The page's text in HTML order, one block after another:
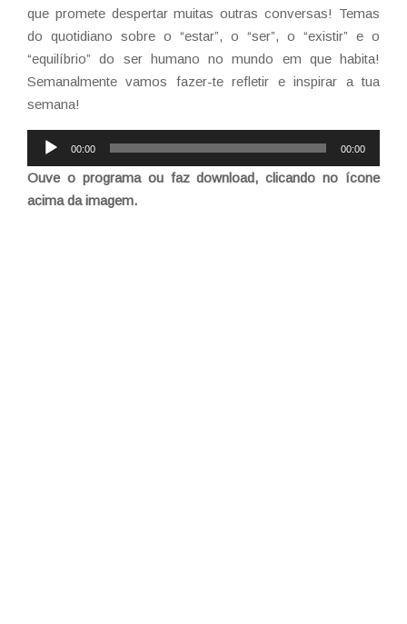
que promete despertar muitas outras conversas! Temas
do quotidiano sobre o “estar”, o “ser”, o “existir” e o
“equilíbrio” do ser humano no mundo em que habita!
Semanalmente vamos fazer-te refletir e inspirar a tua
semana!
Reprodutor
de
áudio
00:00 00:00
Ouve o programa ou faz download, clicando no ícone
acima da imagem.